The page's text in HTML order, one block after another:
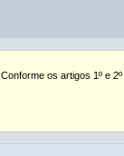
Conforme os artigos 1º e 2º